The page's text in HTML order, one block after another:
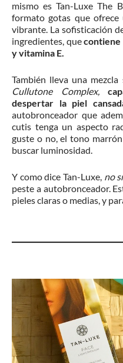
mismo es Tan-Luxe The
formato gotas que
vibrante. La sofisticación
ingredientes, quecontiene
y vitamina E.
También lleva una
Cullutone Complex,
despertar la piel
autobronceador que
cutis tenga un aspecto
guste o no, el tono
buscar luminosidad.
Y como dice Tan-Luxe, no
peste a autobronceador.
pieles claras o medias, y